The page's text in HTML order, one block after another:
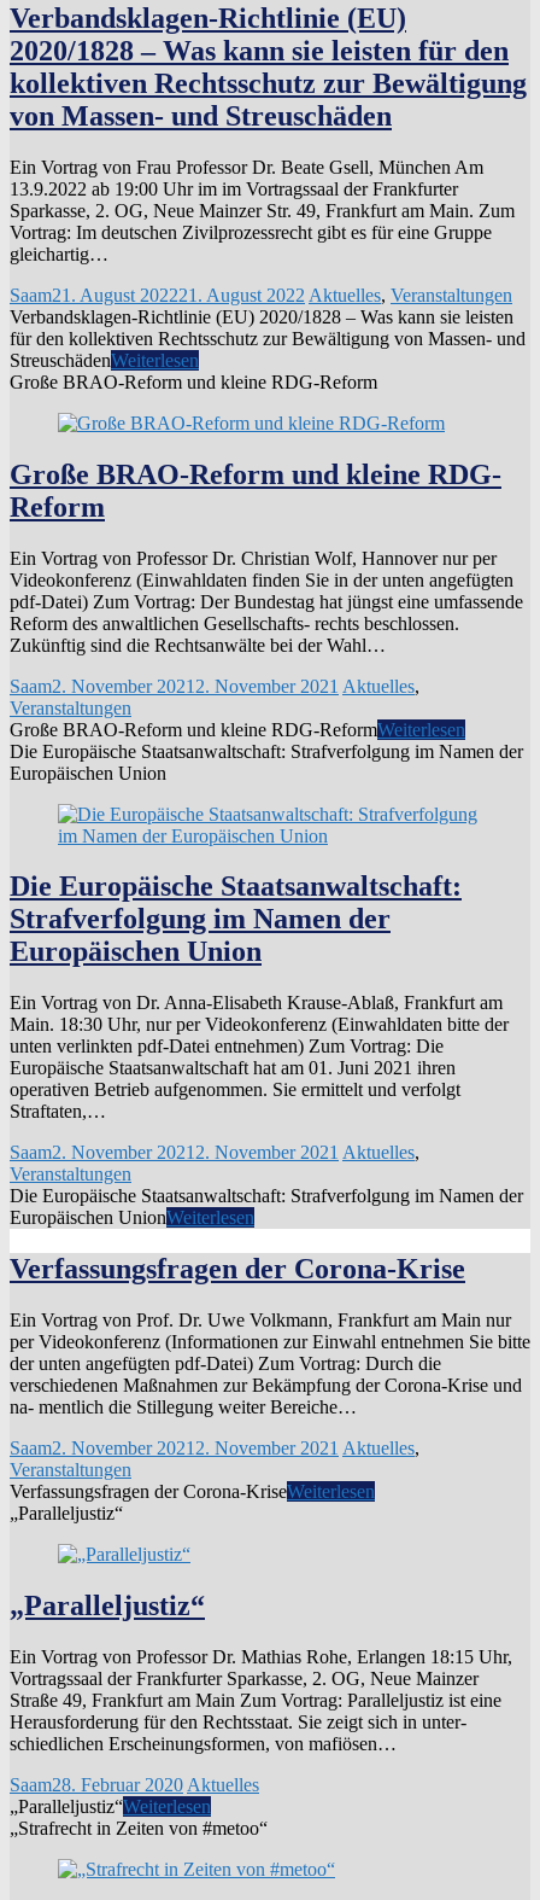
Verbandsklagen-Richtlinie (EU)
2020/1828 – Was kann sie leisten für den
kollektiven Rechtsschutz zur Bewältigung
von Massen- und Streuschäden
Ein Vortrag von Frau Professor Dr. Beate Gsell, München Am
13.9.2022 ab 19:00 Uhr im im Vortragssaal der Frankfurter
Sparkasse, 2. OG, Neue Mainzer Str. 49, Frankfurt am Main. Zum
Vortrag: Im deutschen Zivilprozessrecht gibt es für eine Gruppe
gleichartig…
Saam21. August 202221. August 2022 Aktuelles, Veranstaltungen
Verbandsklagen-Richtlinie (EU) 2020/1828 – Was kann sie leisten
für den kollektiven Rechtsschutz zur Bewältigung von Massen- und
StreuschädenWeiterlesen
Große BRAO-Reform und kleine RDG-Reform
Große BRAO-Reform und kleine RDG-
Reform
Ein Vortrag von Professor Dr. Christian Wolf, Hannover nur per
Videokonferenz (Einwahldaten finden Sie in der unten angefügten
pdf-Datei) Zum Vortrag: Der Bundestag hat jüngst eine umfassende
Reform des anwaltlichen Gesellschafts- rechts beschlossen.
Zukünftig sind die Rechtsanwälte bei der Wahl…
Saam2. November 2021 2. November 2021 Aktuelles,
Veranstaltungen
Große BRAO-Reform und kleine RDG-ReformWeiterlesen
Die Europäische Staatsanwaltschaft: Strafverfolgung im Namen der
Europäischen Union
Die Europäische Staatsanwaltschaft:
Strafverfolgung im Namen der
Europäischen Union
Ein Vortrag von Dr. Anna-Elisabeth Krause-Ablaß, Frankfurt am
Main. 18:30 Uhr, nur per Videokonferenz (Einwahldaten bitte der
unten verlinkten pdf-Datei entnehmen) Zum Vortrag: Die
Europäische Staatsanwaltschaft hat am 01. Juni 2021 ihren
operativen Betrieb aufgenommen. Sie ermittelt und verfolgt
Straftaten,…
Saam2. November 2021 2. November 2021 Aktuelles,
Veranstaltungen
Die Europäische Staatsanwaltschaft: Strafverfolgung im Namen der
Europäischen UnionWeiterlesen
Verfassungsfragen der Corona-Krise
Ein Vortrag von Prof. Dr. Uwe Volkmann, Frankfurt am Main nur
per Videokonferenz (Informationen zur Einwahl entnehmen Sie bitte
der unten angefügten pdf-Datei) Zum Vortrag: Durch die
verschiedenen Maßnahmen zur Bekämpfung der Corona-Krise und
na- mentlich die Stillegung weiter Bereiche…
Saam2. November 2021 2. November 2021 Aktuelles,
Veranstaltungen
Verfassungsfragen der Corona-KriseWeiterlesen
„Paralleljustiz“
„Paralleljustiz“
Ein Vortrag von Professor Dr. Mathias Rohe, Erlangen 18:15 Uhr,
Vortragssaal der Frankfurter Sparkasse, 2. OG, Neue Mainzer
Straße 49, Frankfurt am Main Zum Vortrag: Paralleljustiz ist eine
Herausforderung für den Rechtsstaat. Sie zeigt sich in unter-
schiedlichen Erscheinungsformen, von mafiösen…
Saam28. Februar 2020 Aktuelles
„Paralleljustiz“Weiterlesen
„Strafrecht in Zeiten von #metoo“